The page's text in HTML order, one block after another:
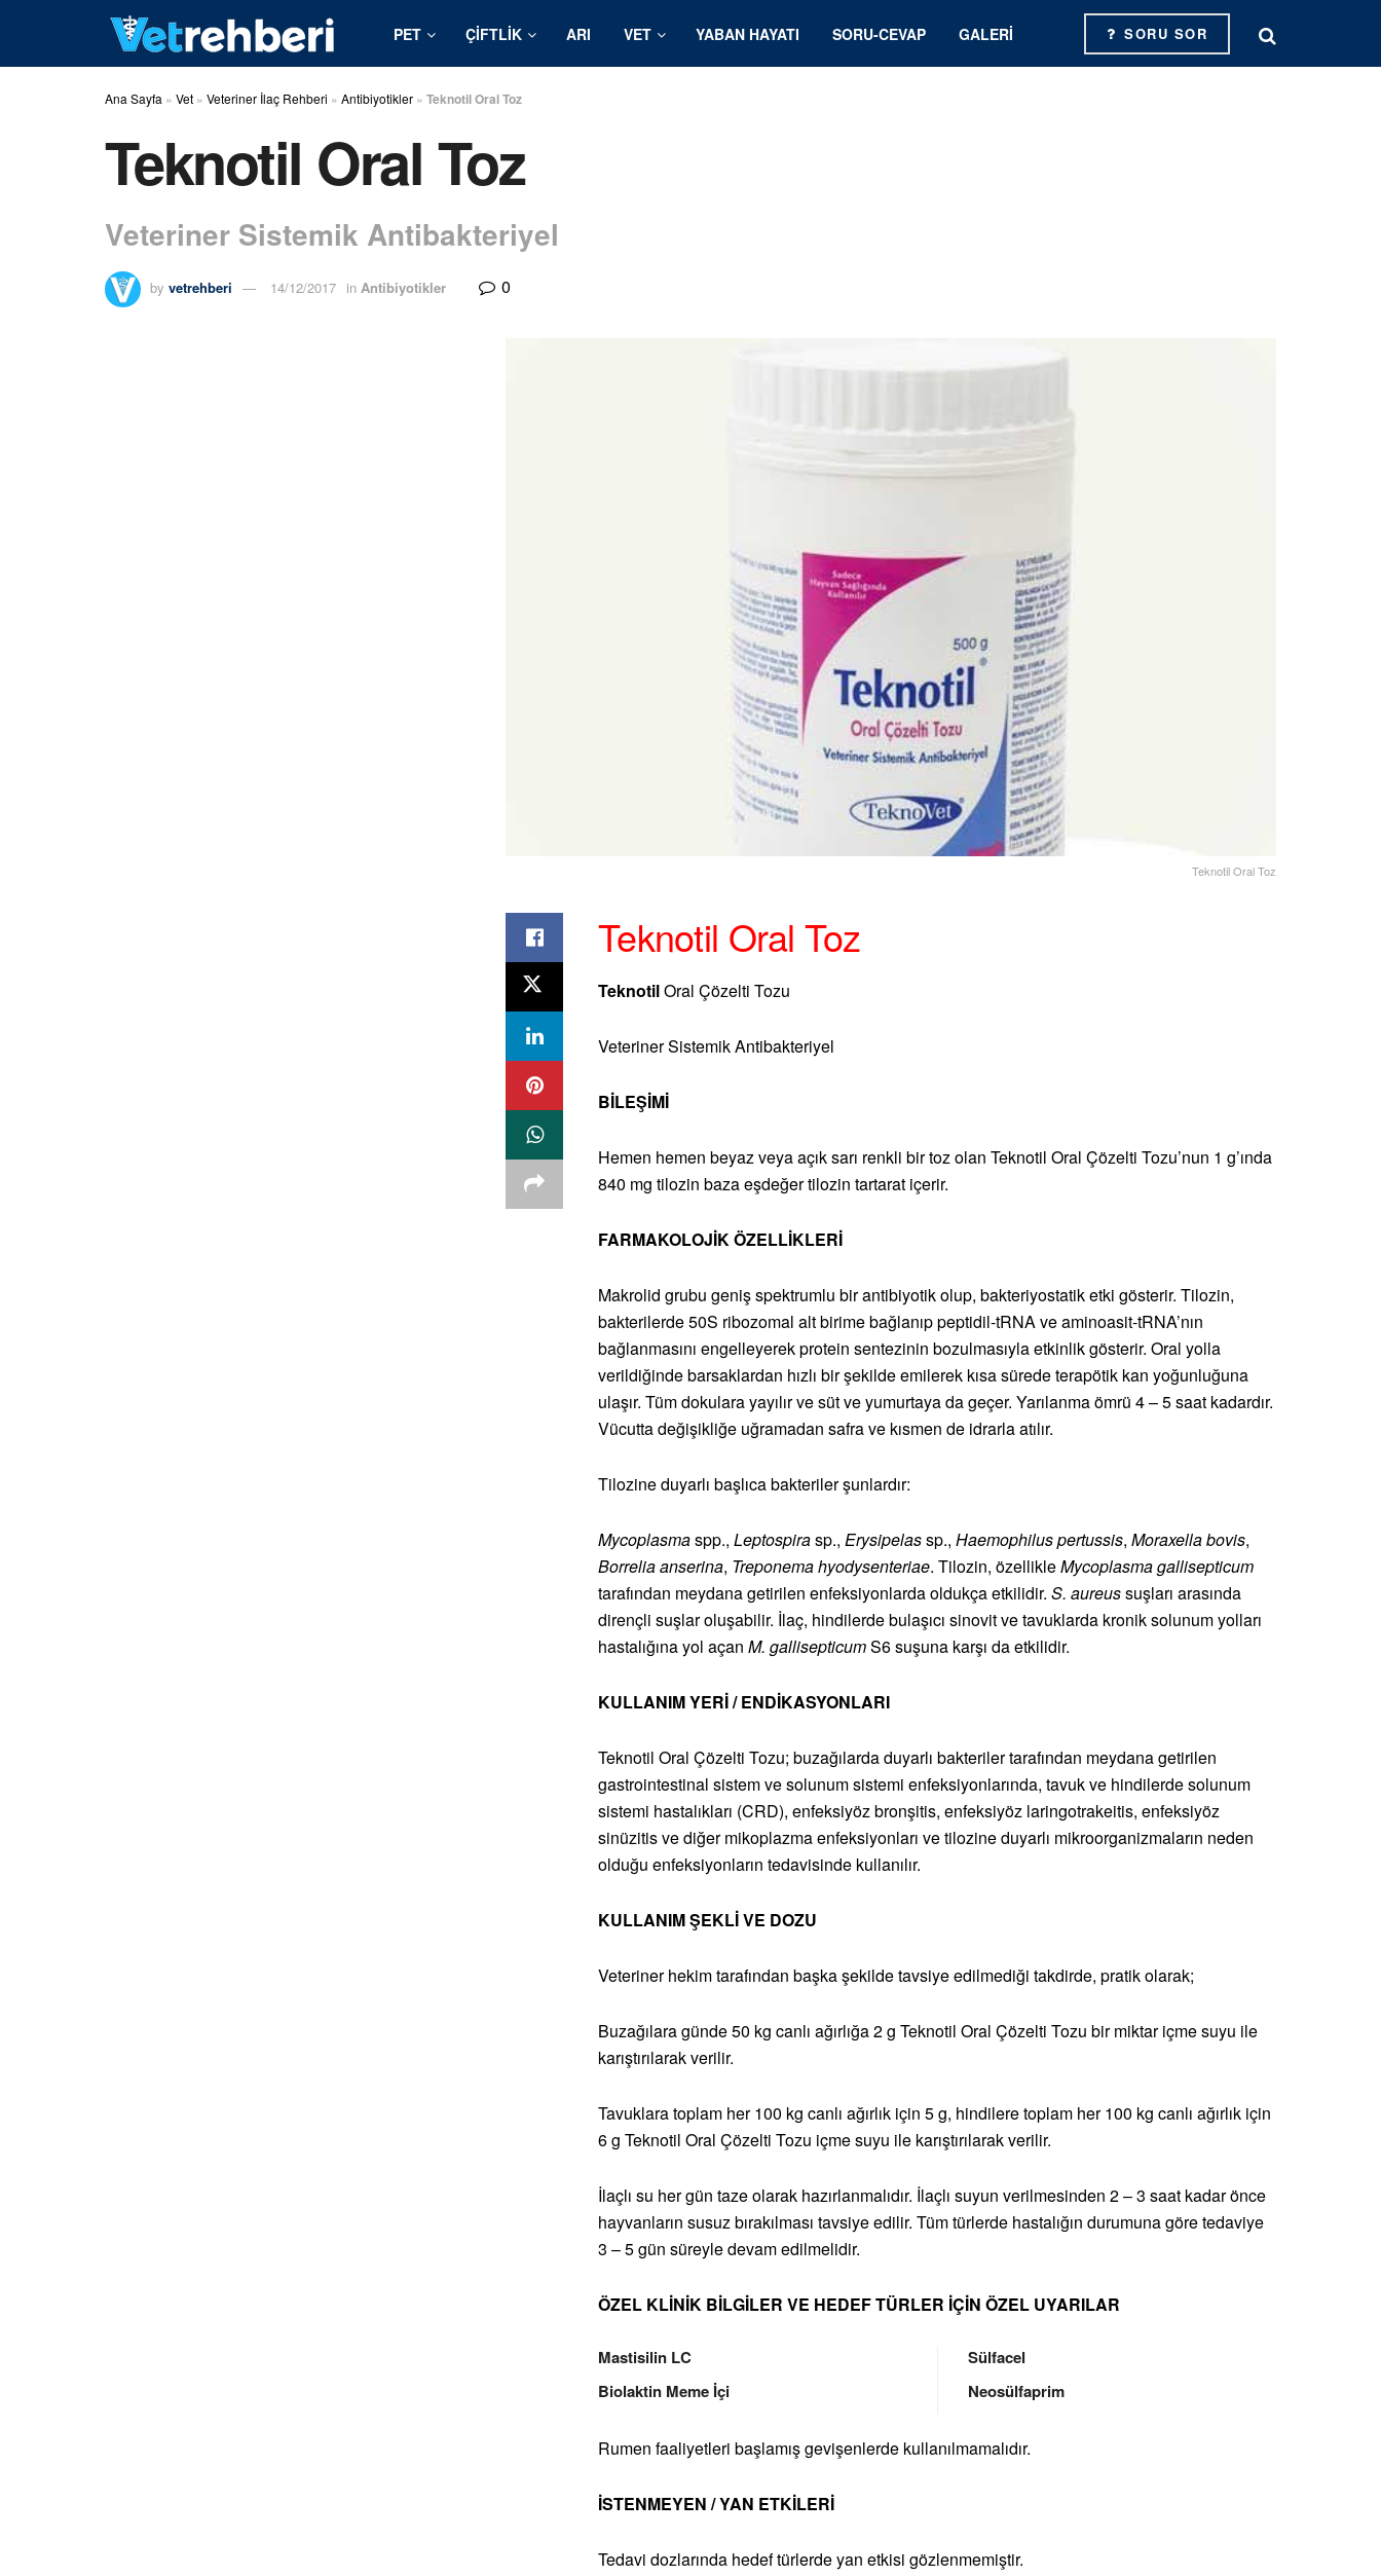
PET ÇIFTLIK ARI VET YABAN HAYATI SORU-CEVAP GALERI SORU SOR
Ana Sayfa » Vet » Veteriner İlaç Rehberi » Antibiyotikler » Teknotil Oral Toz
Teknotil Oral Toz
Veteriner Sistemik Antibakteriyel
by vetrehberi 14/12/2017 in Antibiyotikler 0
Teknotil Oral Toz
Teknotil Oral Toz
TeknotilOral Çözelti Tozu
Veteriner Sistemik Antibakteriyel
BİLEŞİMİ
Hemen hemen beyaz veya açık sarı renkli bir toz olan Teknotil Oral Çözelti Tozu’nun 1 g’ında
840 mg tilozin baza eşdeğer tilozin tartarat içerir.
FARMAKOLOJİK ÖZELLİKLERİ
Makrolid grubu geniş spektrumlu bir antibiyotik olup, bakteriyostatik etki gösterir. Tilozin,
bakterilerde 50S ribozomal alt birime bağlanıp peptidil-tRNA ve aminoasit-tRNA’nın
bağlanmasını engelleyerek protein sentezinin bozulmasıyla etkinlik gösterir. Oral yolla
verildiğinde barsaklardan hızlı bir şekilde emilerek kısa sürede terapötik kan yoğunluğuna
ulaşır. Tüm dokulara yayılır ve süt ve yumurtaya da geçer. Yarılanma ömrü 4 – 5 saat kadardır.
Vücutta değişikliğe uğramadan safra ve kısmen de idrarla atılır.
Tilozine duyarlı başlıca bakteriler şunlardır:
Mycoplasmaspp., Leptospirasp., Erysipelassp., Haemophilus pertussis, Moraxella bovis,
Borrelia anserina, Treponema hyodysenteriae. Tilozin, özellikleMycoplasma gallisepticum
tarafından meydana getirilen enfeksiyonlarda oldukça etkilidir. S. aureussuşları arasında
dirençli suşlar oluşabilir. İlaç, hindilerde bulaşıcı sinovit ve tavuklarda kronik solunum yolları
hastalığına yol açan M. gallisepticumS6 suşuna karşı da etkilidir.
KULLANIM YERİ / ENDİKASYONLARI
Teknotil Oral Çözelti Tozu; buzağılarda duyarlı bakteriler tarafından meydana getirilen
gastrointestinal sistem ve solunum sistemi enfeksiyonlarında, tavuk ve hindilerde solunum
sistemi hastalıkları (CRD), enfeksiyöz bronşitis, enfeksiyöz laringotrakeitis, enfeksiyöz
sinüzitis ve diğer mikoplazma enfeksiyonları ve tilozine duyarlı mikroorganizmaların neden
olduğu enfeksiyonların tedavisinde kullanılır.
KULLANIM ŞEKLİ VE DOZU
Veteriner hekim tarafından başka şekilde tavsiye edilmediği takdirde, pratik olarak;
Buzağılara günde 50 kg canlı ağırlığa 2 g Teknotil Oral Çözelti Tozu bir miktar içme suyu ile
karıştırılarak verilir.
Tavuklara toplam her 100 kg canlı ağırlık için 5 g, hindilere toplam her 100 kg canlı ağırlık için
6 g Teknotil Oral Çözelti Tozu içme suyu ile karıştırılarak verilir.
İlaçlı su her gün taze olarak hazırlanmalıdır. İlaçlı suyun verilmesinden 2 – 3 saat kadar önce
hayvanların susuz bırakılması tavsiye edilir. Tüm türlerde hastalığın durumuna göre tedaviye
3 – 5 gün süreyle devam edilmelidir.
ÖZEL KLİNİK BİLGİLER VE HEDEF TÜRLER İÇİN ÖZEL UYARILAR
Mastisilin LC
Biolaktin Meme İçi
Sülfacel
Neosülfaprim
Rumen faaliyetleri başlamış gevişenlerde kullanılmamalıdır.
İSTENMEYEN / YAN ETKİLERİ
Tedavi dozlarında hedef türlerde yan etkisi gözlenmemiştir.